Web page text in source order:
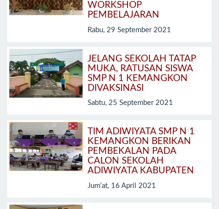
WORKSHOP
PEMBELAJARAN
Rabu, 29 September 2021
JELANG SEKOLAH TATAP
MUKA, RATUSAN SISWA
SMP N 1 KEMANGKON
DIVAKSINASI
Sabtu, 25 September 2021
TIM ADIWIYATA SMP N 1
KEMANGKON BERIKAN
PEMBEKALAN PADA
CALON SEKOLAH
ADIWIYATA KABUPATEN
Jum'at, 16 April 2021